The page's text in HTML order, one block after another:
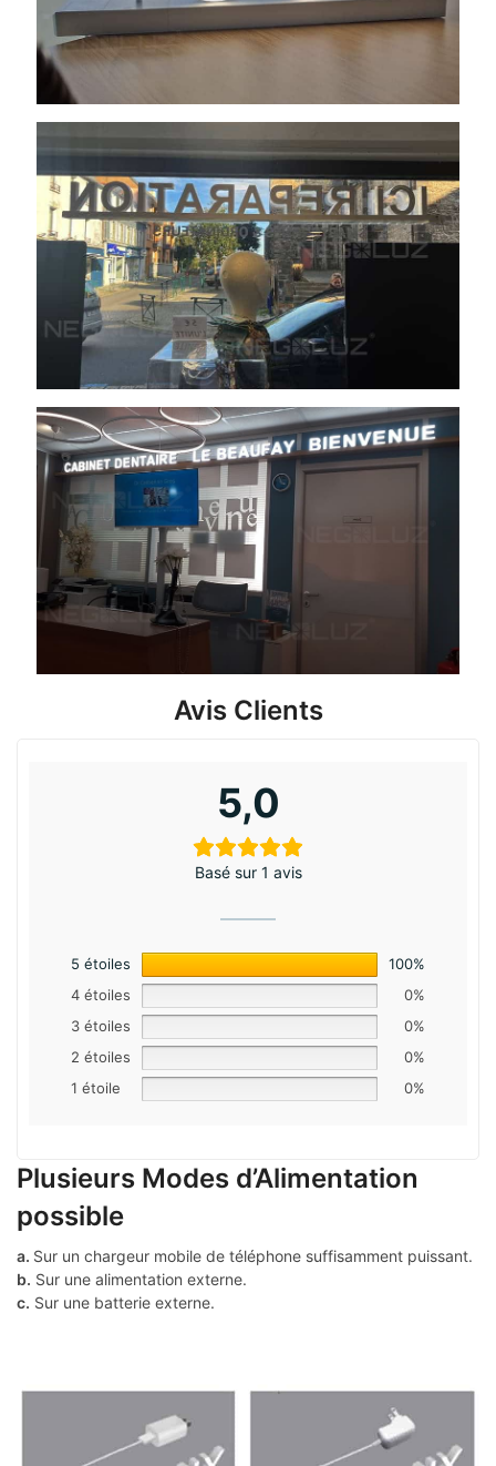
Avis Clients
5,0
Basé sur 1 avis
5 étoiles
100%
4 étoiles
0%
3 étoiles
0%
2 étoiles
0%
1 étoile
0%
Plusieurs Modes d’Alimentation
possible
a. Sur un chargeur mobile de téléphone suffisamment puissant.
b. Sur une alimentation externe.
c. Sur une batterie externe.